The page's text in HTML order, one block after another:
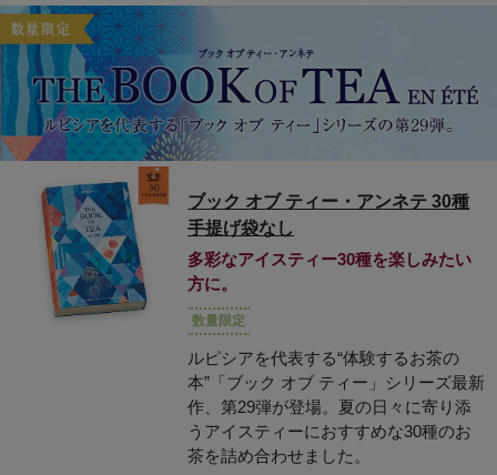
ブック オブ ティー・アンネテ 30種
手提げ袋なし
多彩なアイスティー30種を楽しみたい
方に。
数量限定
ルピシアを代表する“体験するお茶の
本”「ブック オブ ティー」シリーズ最新
作、第29弾が登場。夏の日々に寄り添
うアイスティーにおすすめな30種のお
茶を詰め合わせました。